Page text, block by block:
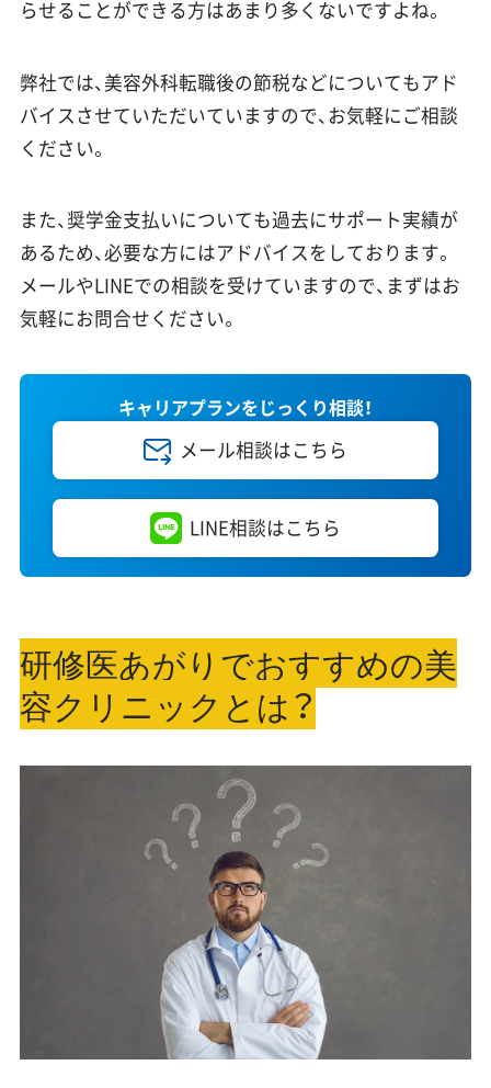
らせることができる方はあまり多くないですよね。
弊社では、美容外科転職後の節税などについてもアド
バイスさせていただいていますので、お気軽にご相談
ください。
また、奨学金支払いについても過去にサポート実績が
あるため、必要な方にはアドバイスをしております。
メールやLINEでの相談を受けていますので、まずはお
気軽にお問合せください。
キャリアプランをじっくり相談！
メール相談はこちら
LINE相談はこちら
研修医あがりでおすすめの美
容クリニックとは？